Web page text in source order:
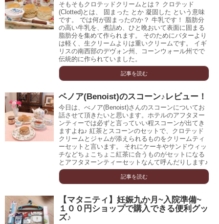
そもそもクロテッドクリームとは？ クロテッド
(Clotted)とは、 固まった とか 凝固した という意味
です。 では何が固まったのか？ 牛乳です！ 脂肪分
の高い牛乳を、煮詰め、ひと晩おいて表面に固まる
脂肪分を集めて作られます。 そのためにバターより
は軽く、生クリームよりは重いクリームです。 イギ
リスの南西部のデヴォン州、コーンウォール州でで
伝統的に作られていました。
記事を読む
ベノア(Benoist)のスコーン♪レビュー！
今日は、べノア(Benoist)さんのスコーンについてお
話させて頂きたいと思います。ホテルのアフタヌー
ンティーでは必ずと言っていい程スコーンが出てき
ますよね♪ 紅茶とスコーンのセットで、クロテッド
クリームとジャムが添えられるものをクリームティ
ーセットと言います。 それにケーキやサンドウィッ
チなどちょこちょこ紅茶に合うものがセットになる
とアフタヌーンティーセットなんて呼んだりします♪
記事を読む
【マタニティ】妊娠九か月~入院準備~
１００円ショップで購入できる便利グッ
ズ♪